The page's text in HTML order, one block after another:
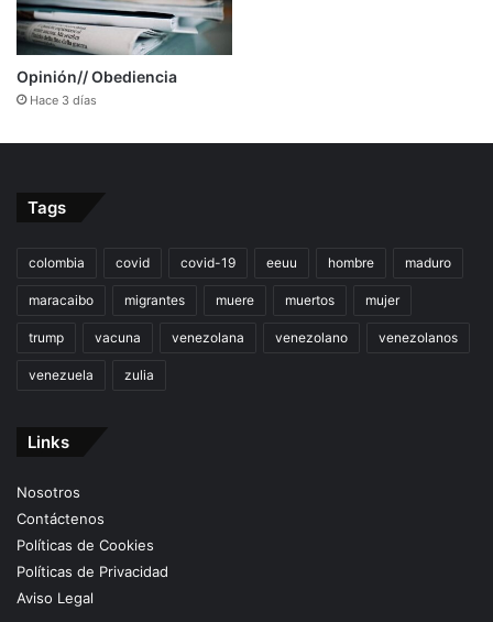
Opinión// Obediencia
Hace 3 días
Tags
colombia covid covid-19 eeuu hombre maduro
maracaibo migrantes muere muertos mujer
trump vacuna venezolana venezolano venezolanos
venezuela zulia
Links
Nosotros
Contáctenos
Políticas de Cookies
Políticas de Privacidad
Aviso Legal